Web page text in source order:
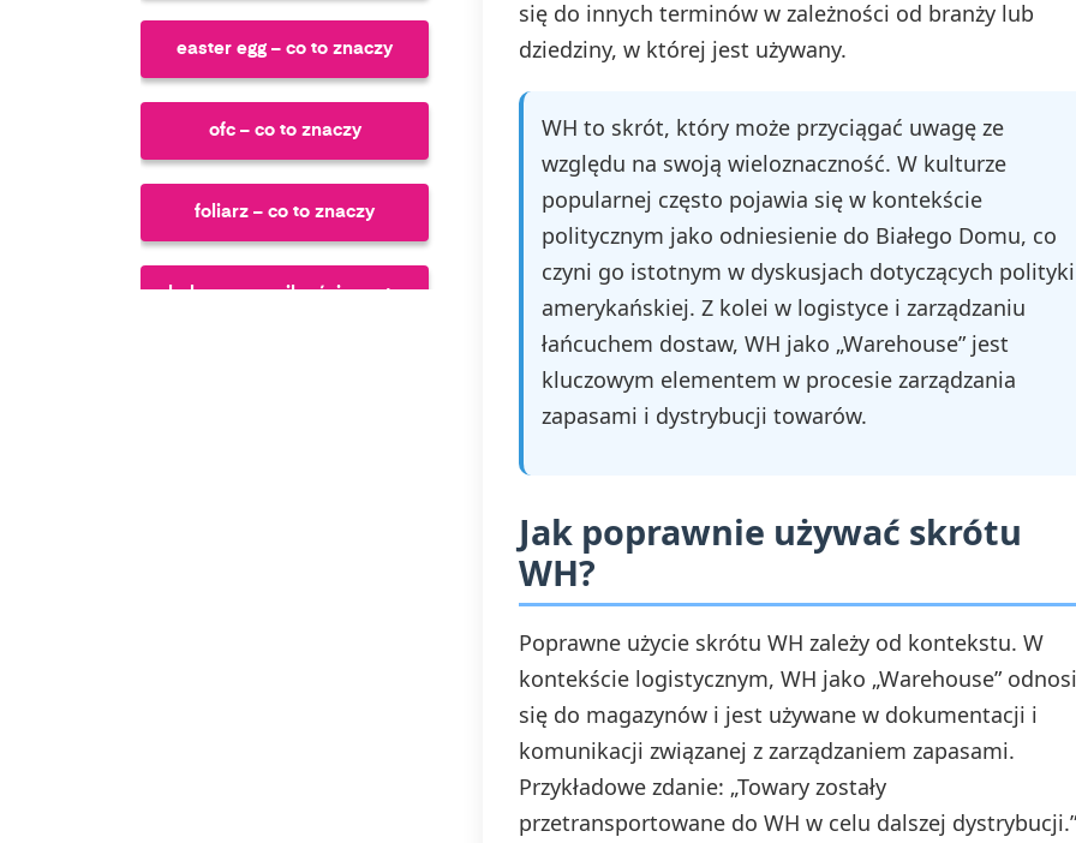
easter egg – co to znaczy
ofc – co to znaczy
foliarz – co to znaczy
kołczan prawilności – co to
się do innych terminów w zależności od branży lub
dziedziny, w której jest używany.
WH to skrót, który może przyciągać uwagę ze
względu na swoją wieloznaczność. W kulturze
popularnej często pojawia się w kontekście
politycznym jako odniesienie do Białego Domu, co
czyni go istotnym w dyskusjach dotyczących polityki
amerykańskiej. Z kolei w logistyce i zarządzaniu
łańcuchem dostaw, WH jako „Warehouse” jest
kluczowym elementem w procesie zarządzania
zapasami i dystrybucji towarów.
Jak poprawnie używać skrótu
WH?
Poprawne użycie skrótu WH zależy od kontekstu. W
kontekście logistycznym, WH jako „Warehouse” odnosi
się do magazynów i jest używane w dokumentacji i
komunikacji związanej z zarządzaniem zapasami.
Przykładowe zdanie: „Towary zostały
przetransportowane do WH w celu dalszej dystrybucji.”